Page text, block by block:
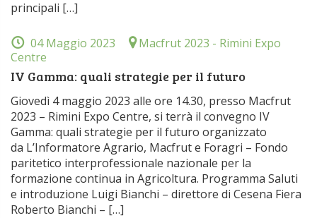
principali […]
04 Maggio 2023
Macfrut 2023 - Rimini Expo
Centre
IV Gamma: quali strategie per il futuro
Giovedì 4 maggio 2023 alle ore 14.30, presso Macfrut
2023 – Rimini Expo Centre, si terrà il convegno IV
Gamma: quali strategie per il futuro organizzato
da L’Informatore Agrario, Macfrut e Foragri – Fondo
paritetico interprofessionale nazionale per la
formazione continua in Agricoltura. Programma Saluti
e introduzione Luigi Bianchi – direttore di Cesena Fiera
Roberto Bianchi – […]